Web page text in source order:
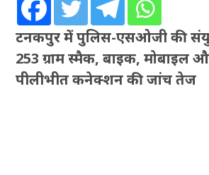
टनकपुर में पुलिस-एसओजी की
253 ग्राम स्मैक, बाइक, मोबाइल
पीलीभीत कनेक्शन की जांच तेज